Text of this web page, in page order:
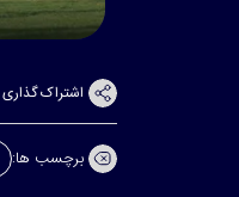
اشتراک گذاری
برچسب ها: